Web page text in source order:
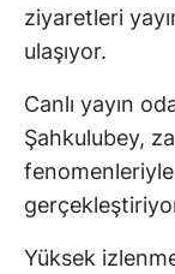
ziyaretleri
ulaşıyor.
Canlı yayın
Şahkulubey,
Yüksek